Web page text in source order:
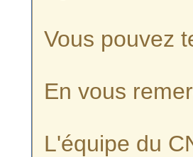
Vous pouvez
En vous
L'équipe du